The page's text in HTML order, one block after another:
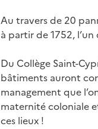
Au travers de 20
à partir de 1752,
Du Collège Saint-
bâtiments auront
management que
maternité coloniale
ces lieux !